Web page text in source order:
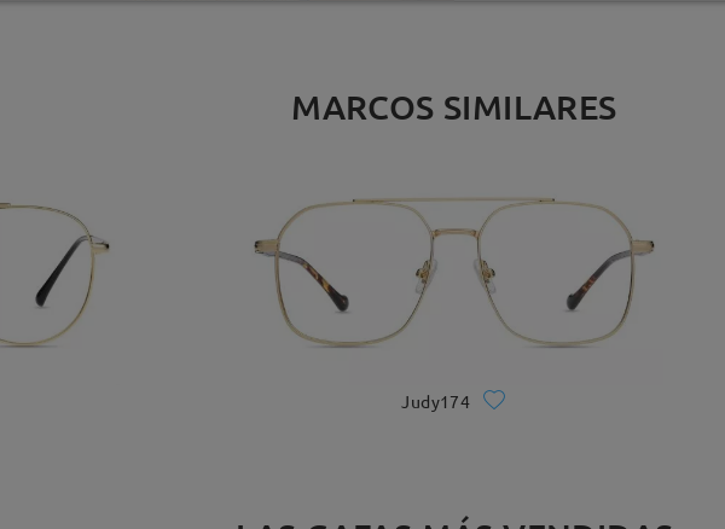
MARCOS SIMILARES
Judy174